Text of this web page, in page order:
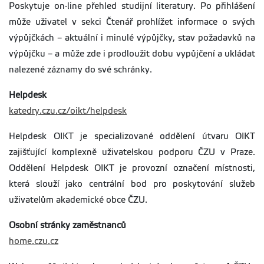
Poskytuje on-line přehled studijní literatury. Po přihlášení
může uživatel v sekci Čtenář prohlížet informace o svých
výpůjčkách – aktuální i minulé výpůjčky, stav požadavků na
výpůjčku – a může zde i prodloužit dobu vypůjčení a ukládat
nalezené záznamy do své schránky.
Helpdesk
katedry.czu.cz/oikt/helpdesk
Helpdesk OIKT je specializované oddělení útvaru OIKT
zajišťující komplexně uživatelskou podporu ČZU v Praze.
Oddělení Helpdesk OIKT je provozní označení místnosti,
která slouží jako centrální bod pro poskytování služeb
uživatelům akademické obce ČZU.
Osobní stránky zaměstnanců
home.czu.cz